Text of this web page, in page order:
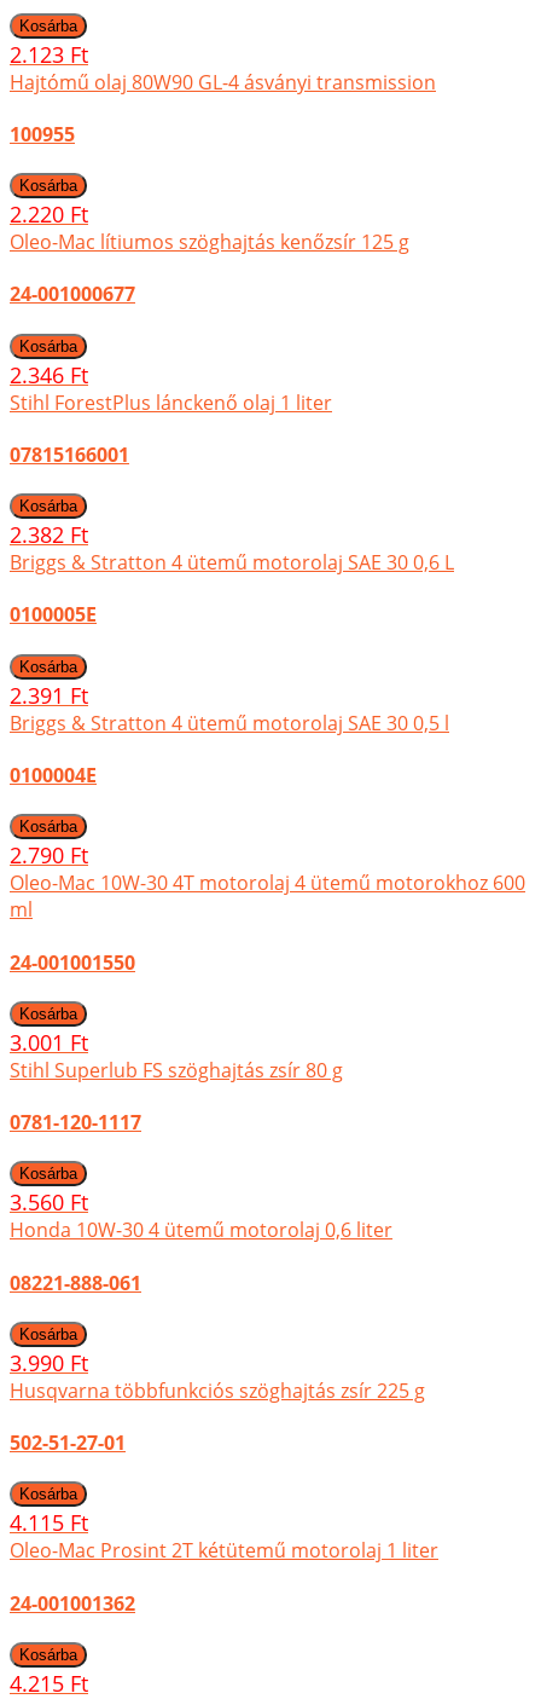
2.123 Ft
Hajtómű olaj 80W90 GL-4 ásványi transmission
100955
2.220 Ft
Oleo-Mac lítiumos szöghajtás kenőzsír 125 g
24-001000677
2.346 Ft
Stihl ForestPlus lánckenő olaj 1 liter
07815166001
2.382 Ft
Briggs & Stratton 4 ütemű motorolaj SAE 30 0,6 L
0100005E
2.391 Ft
Briggs & Stratton 4 ütemű motorolaj SAE 30 0,5 l
0100004E
2.790 Ft
Oleo-Mac 10W-30 4T motorolaj 4 ütemű motorokhoz 600
ml
24-001001550
3.001 Ft
Stihl Superlub FS szöghajtás zsír 80 g
0781-120-1117
3.560 Ft
Honda 10W-30 4 ütemű motorolaj 0,6 liter
08221-888-061
3.990 Ft
Husqvarna többfunkciós szöghajtás zsír 225 g
502-51-27-01
4.115 Ft
Oleo-Mac Prosint 2T kétütemű motorolaj 1 liter
24-001001362
4.215 Ft